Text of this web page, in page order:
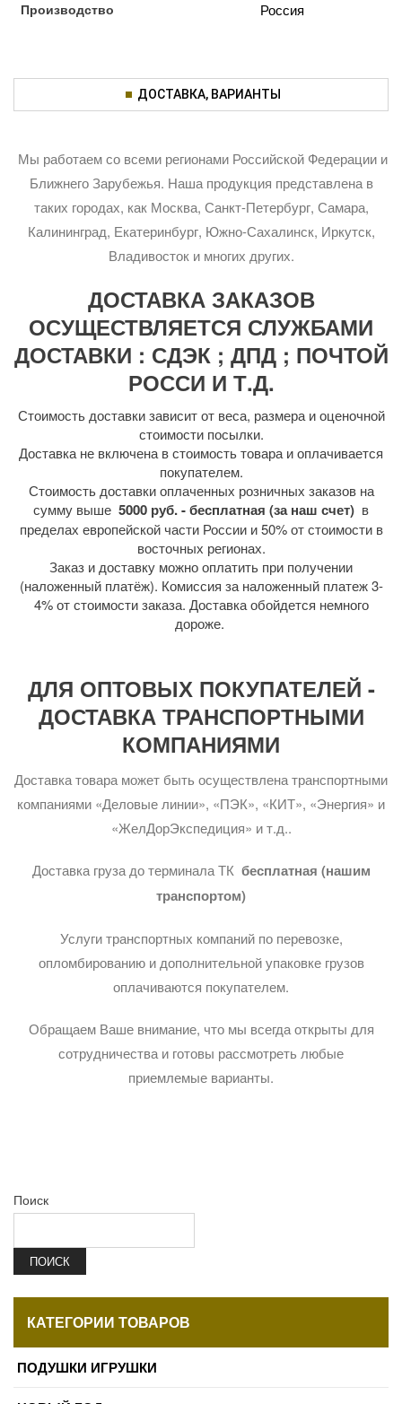
Производство Россия
ДОСТАВКА, ВАРИАНТЫ
Мы работаем со всеми регионами Российской Федерации и
Ближнего Зарубежья. Наша продукция представлена в
таких городах, как Москва, Санкт-Петербург, Самара,
Калининград, Екатеринбург, Южно-Сахалинск, Иркутск,
Владивосток и многих других.
ДОСТАВКА ЗАКАЗОВ
ОСУЩЕСТВЛЯЕТСЯ СЛУЖБАМИ
ДОСТАВКИ : СДЭК ; ДПД ; ПОЧТОЙ
РОССИ И Т.Д.
Стоимость доставки зависит от веса, размера и оценочной
стоимости посылки.
Доставка не включена в стоимость товара и оплачивается
покупателем.
Стоимость доставки оплаченных розничных заказов на
сумму выше 5000 руб. - бесплатная (за наш счет) в
пределах европейской части России и 50% от стоимости в
восточных регионах.
Заказ и доставку можно оплатить при получении
(наложенный платёж). Комиссия за наложенный платеж 3-
4% от стоимости заказа. Доставка обойдется немного
дороже.
ДЛЯ ОПТОВЫХ ПОКУПАТЕЛЕЙ -
ДОСТАВКА ТРАНСПОРТНЫМИ
КОМПАНИЯМИ
Доставка товара может быть осуществлена транспортными
компаниями «Деловые линии», «ПЭК», «КИТ», «Энергия» и
«ЖелДорЭкспедиция» и т.д..
Доставка груза до терминала ТК бесплатная (нашим
транспортом)
Услуги транспортных компаний по перевозке,
опломбированию и дополнительной упаковке грузов
оплачиваются покупателем.
Обращаем Ваше внимание, что мы всегда открыты для
сотрудничества и готовы рассмотреть любые
приемлемые варианты.
Поиск
ПОИСК
КАТЕГОРИИ ТОВАРОВ
ПОДУШКИ ИГРУШКИ